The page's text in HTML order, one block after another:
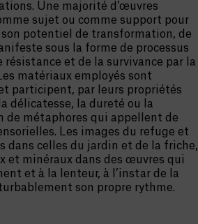
Une majorité d’œuvres
sujet ou comme support pour
potentiel de transformation, de
sous la forme de processus
résistance et de la survivance par la
matériaux employés sont
participent, par leurs propriétés
délicatesse, la dureté ou la
de métaphores qui appellent de
Les images du refuge et
dans celles du jardin et de la friche,
et minéraux dans des œuvres qui
et à la lenteur, à l’instar de la
son propre rythme.